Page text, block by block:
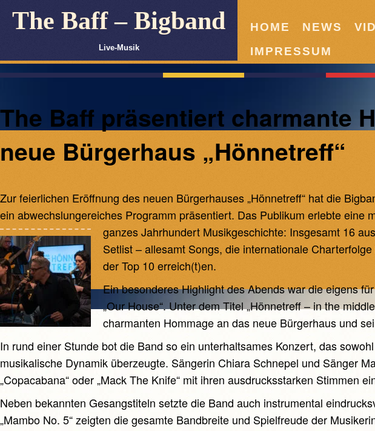
HOME NEWS
IMPRESSUM
The Baff – Bigband
Live-Musik
The Baff präsentiert charmante
neue Bürgerhaus „Hönnetreff“
Zur feierlichen Eröffnung des neuen Bürgerhauses „Hönnetreff“ hat die
ein abwechslungereiches Programm präsentiert. Das Publikum erlebte eine
ganzes Jahrhundert Musikgeschichte: Insgesamt 16
Setlist – allesamt Songs, die internationale
der Top 10 erreich(t)en.
Ein besonderes Highlight des Abends war die eigens
„Our House“. Unter dem Titel „Hönnetreff – in the
charmanten Hommage an das neue Bürgerhaus und
In rund einer Stunde bot die Band so ein unterhaltsames Konzert, das
musikalische Dynamik überzeugte. Sängerin Chiara Schnepel und Sänger
„Copacabana“ oder „Mack The Knife“ mit ihren ausdrucksstarken Stimmen
Neben bekannten Gesangstiteln setzte die Band auch instrumental
„Mambo No. 5“ zeigten die gesamte Bandbreite und Spielfreude der